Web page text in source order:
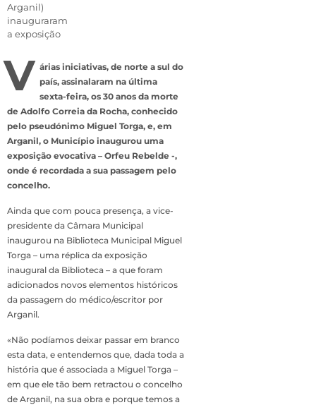
Arganil)
inauguraram
a exposição
V árias iniciativas, de norte a sul do
país, assinalaram na última
sexta-feira, os 30 anos da morte
de Adolfo Correia da Rocha, conhecido
pelo pseudónimo Miguel Torga, e, em
Arganil, o Município inaugurou uma
exposição evocativa – Orfeu Rebelde -,
onde é recordada a sua passagem pelo
concelho.
Ainda que com pouca presença, a vice-
presidente da Câmara Municipal
inaugurou na Biblioteca Municipal Miguel
Torga – uma réplica da exposição
inaugural da Biblioteca – a que foram
adicionados novos elementos históricos
da passagem do médico/escritor por
Arganil.
«Não podíamos deixar passar em branco
esta data, e entendemos que, dada toda a
história que é associada a Miguel Torga –
em que ele tão bem retractou o concelho
de Arganil, na sua obra e porque temos a